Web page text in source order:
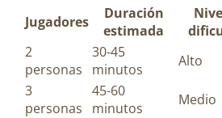
Jugadores
Duración
estimada
2
personas
30-45
minutos
Alto
3
personas
45-60
minutos
Medio